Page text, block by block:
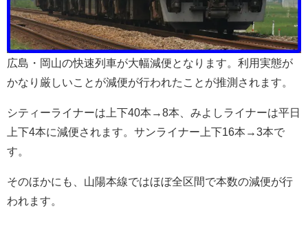
広島・岡山の快速列車が大幅減便となります。利用実態が
かなり厳しいことが減便が行われたことが推測されます。
シティーライナーは上下40本→8本、みよしライナーは平日
上下4本に減便されます。サンライナー上下16本→3本で
す。
そのほかにも、山陽本線ではほぼ全区間で本数の減便が行
われます。